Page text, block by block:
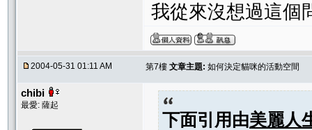
我從來沒想過這個
2004-05-31 01:11 AM 第7樓 文章主題: 如何決定貓咪的活動空間
chibi
最愛: 薩起
下面引用由美麗人